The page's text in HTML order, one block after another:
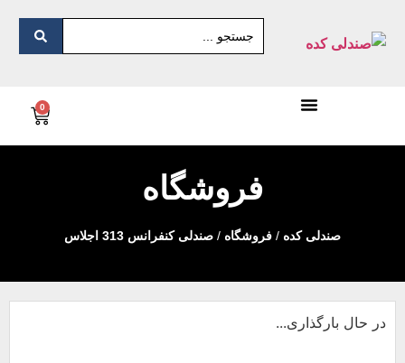
0
فروشگاه
صندلی کده/ فروشگاه/ صندلی کنفرانس 313 اجلاس
در حال بارگذاری...